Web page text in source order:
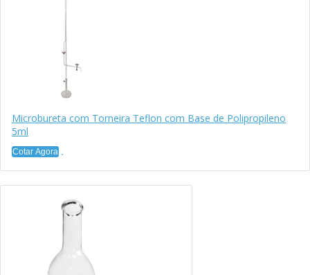
Microbureta com Torneira Teflon com Base de Polipropileno
5ml
Cotar Agora